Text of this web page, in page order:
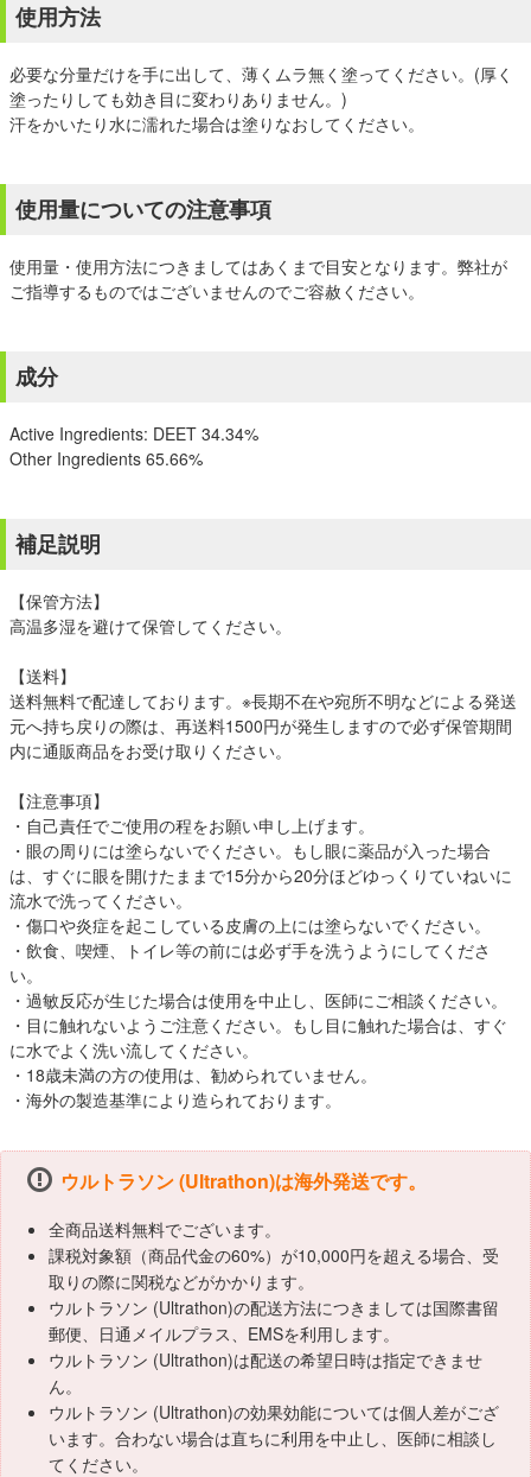
使用方法
必要な分量だけを手に出して、薄くムラ無く塗ってください。(厚く
塗ったりしても効き目に変わりありません。)
汗をかいたり水に濡れた場合は塗りなおしてください。
使用量についての注意事項
使用量・使用方法につきましてはあくまで目安となります。弊社が
ご指導するものではございませんのでご容赦ください。
成分
Active Ingredients: DEET 34.34%
Other Ingredients 65.66%
補足説明
【保管方法】
高温多湿を避けて保管してください。
【送料】
送料無料で配達しております。※長期不在や宛所不明などによる発送
元へ持ち戻りの際は、再送料1500円が発生しますので必ず保管期間
内に通販商品をお受け取りください。
【注意事項】
・自己責任でご使用の程をお願い申し上げます。
・眼の周りには塗らないでください。もし眼に薬品が入った場合
は、すぐに眼を開けたままで15分から20分ほどゆっくりていねいに
流水で洗ってください。
・傷口や炎症を起こしている皮膚の上には塗らないでください。
・飲食、喫煙、トイレ等の前には必ず手を洗うようにしてくださ
い。
・過敏反応が生じた場合は使用を中止し、医師にご相談ください。
・目に触れないようご注意ください。もし目に触れた場合は、すぐ
に水でよく洗い流してください。
・18歳未満の方の使用は、勧められていません。
・海外の製造基準により造られております。
ウルトラソン (Ultrathon)は海外発送です。
全商品送料無料でございます。
課税対象額（商品代金の60%）が10,000円を超える場合、受
取りの際に関税などがかかります。
ウルトラソン (Ultrathon)の配送方法につきましては国際書留
郵便、日通メイルプラス、EMSを利用します。
ウルトラソン (Ultrathon)は配送の希望日時は指定できませ
ん。
ウルトラソン (Ultrathon)の効果効能については個人差がござ
います。合わない場合は直ちに利用を中止し、医師に相談し
てください。